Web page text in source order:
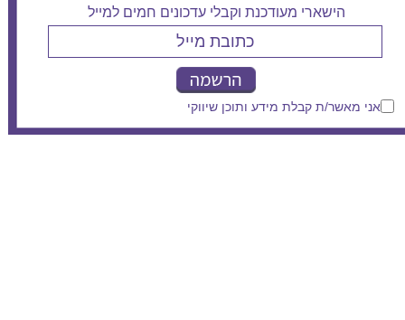
הישארי מעודכנת וקבלי עדכונים חמים למייל
אני מאשר/ת קבלת מידע ותוכן שיווקי